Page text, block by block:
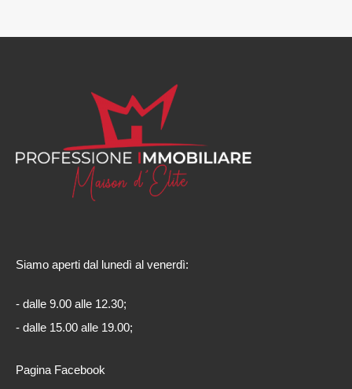
Siamo aperti dal lunedì al venerdì:
- dalle 9.00 alle 12.30;
- dalle 15.00 alle 19.00;
Pagina Facebook